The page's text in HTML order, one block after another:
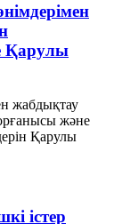
Қарулы
жабдықтау
және
Қарулы
істер